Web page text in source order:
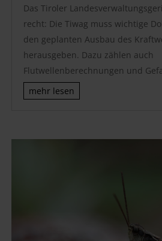
Das Tiroler
recht: Die Tiwag muss wichtige
den geplanten Ausbau des
herausgeben. Dazu zählen auch
Flutwellenberechnungen und
mehr lesen